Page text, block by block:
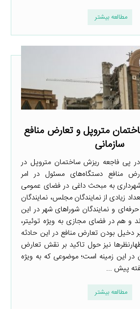
مطالعه بیشتر
متروپل و تعارض منافع
سازمانی
پی فاجعه ریزش ساختمان متروپل در
منافع دستگاه‌های مسئول در امر
به مبحث داغی در فضای عمومی
زیادی از نمایندگان مجلس، نمایندگان
و نمایندگان شوراهای شهر در این
و هم در فضای مجازی به ویژه توئیتر،
بر دخیل بودن تعارض منافع در این حادثه
نیز حول تاکید بر نقش تعارض
در این زمینه است؛ موضوعی که به ویژه
پیش ...
مطالعه بیشتر